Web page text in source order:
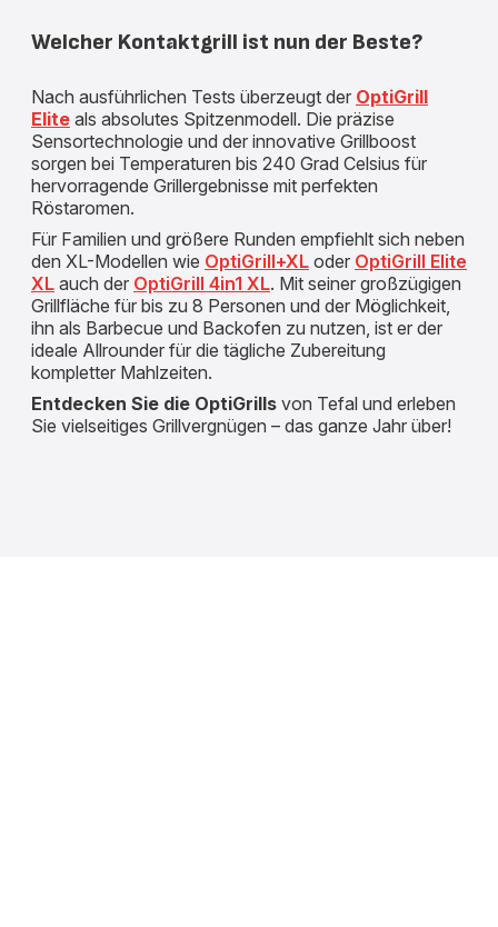
Welcher Kontaktgrill ist nun der Beste?
Nach ausführlichen Tests überzeugt der OptiGrill
Elite als absolutes Spitzenmodell. Die präzise
Sensortechnologie und der innovative Grillboost
sorgen bei Temperaturen bis 240 Grad Celsius für
hervorragende Grillergebnisse mit perfekten
Röstaromen.
Für Familien und größere Runden empfiehlt sich neben
den XL-Modellen wie OptiGrill+XL oder OptiGrill Elite
XL auch der OptiGrill 4in1 XL. Mit seiner großzügigen
Grillfläche für bis zu 8 Personen und der Möglichkeit,
ihn als Barbecue und Backofen zu nutzen, ist er der
ideale Allrounder für die tägliche Zubereitung
kompletter Mahlzeiten.
Entdecken Sie die OptiGrills von Tefal und erleben
Sie vielseitiges Grillvergnügen – das ganze Jahr über!